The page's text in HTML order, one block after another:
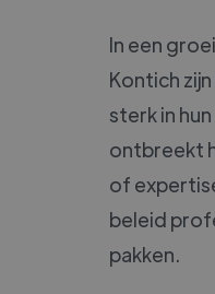
In een
Kontich
sterk in
ontbreekt
of
beleid
pakken.